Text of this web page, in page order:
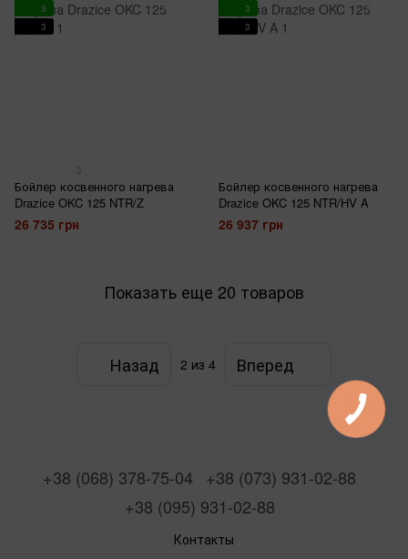
3
3
3
Бойлер косвенного нагрева
Drazice OKC 125 NTR/Z
26 735 грн
3
3
Бойлер косвенного нагрева
Drazice OKC 125 NTR/HV A
26 937 грн
Показать еще 20 товаров
Назад 2 из 4 Вперед
+38 (068) 378-75-04
+38 (073) 931-02-88
+38 (095) 931-02-88
Контакты